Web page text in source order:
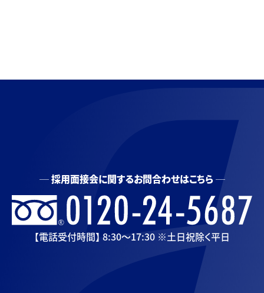
採用面接会に関するお問合わせはこちら
【電話受付時間】 8:30〜17:30 ※土日祝除く平日